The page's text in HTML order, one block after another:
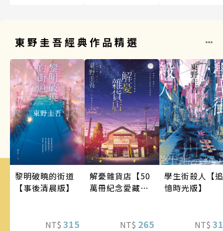
東野圭吾經典作品精選
黎明破曉的街道
【事後清晨版】
NT$ 315
解憂雜貨店【50
萬冊紀念愛藏
NT$ 265
學生街殺人【追
憶時光版】
NT$